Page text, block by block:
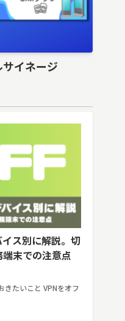
サイネージ
ス別に解説。切
末での注意点
きたいこと VPNをオフ